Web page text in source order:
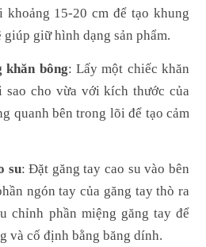
khoảng 15-20 cm để tạo khung
giữ hình dạng sản phẩm.
khăn bông: Lấy một chiếc khăn
sao cho vừa với kích thước của
quanh bên trong lõi để tạo cảm
su: Đặt găng tay cao su vào bên
ngón tay của găng tay thò ra
chỉnh phần miệng găng tay để
và cố định bằng băng dính.